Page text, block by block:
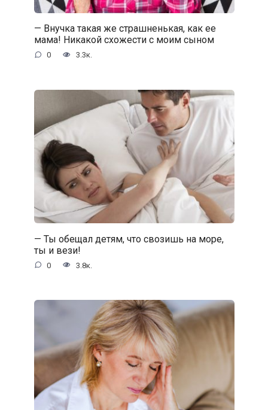
— Внучка такая же страшненькая, как ее
мама! Никакой схожести с моим сыном
0 3.3к.
— Ты обещал детям, что свозишь на море,
ты и вези!
0 3.8к.